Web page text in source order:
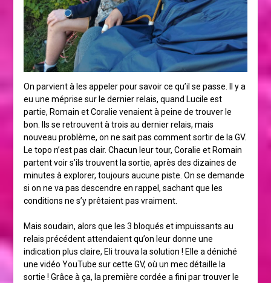
On parvient à les appeler pour savoir ce qu’il se passe. Il y a
eu une méprise sur le dernier relais, quand Lucile est
partie, Romain et Coralie venaient à peine de trouver le
bon. Ils se retrouvent à trois au dernier relais, mais
nouveau problème, on ne sait pas comment sortir de la GV.
Le topo n’est pas clair. Chacun leur tour, Coralie et Romain
partent voir s’ils trouvent la sortie, après des dizaines de
minutes à explorer, toujours aucune piste. On se demande
si on ne va pas descendre en rappel, sachant que les
conditions ne s’y prêtaient pas vraiment.
Mais soudain, alors que les 3 bloqués et impuissants au
relais précédent attendaient qu’on leur donne une
indication plus claire, Eli trouva la solution ! Elle a déniché
une vidéo YouTube sur cette GV, où un mec détaille la
sortie ! Grâce à ça, la première cordée a fini par trouver le